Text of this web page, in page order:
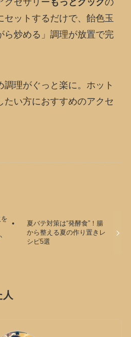
クセサリー もっとクックの
セットするだけで、飴色玉
ら炒める」調理が放置で完
理がぐっと楽に。ホット
たい方におすすめのアクセ
夏バテ対策は“発酵食”！腸
から整える夏の作り置きレ
シピ5選
人